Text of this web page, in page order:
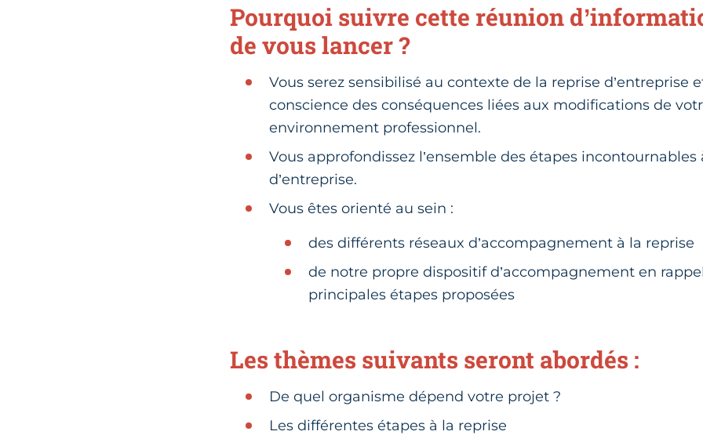
Pourquoi suivre cette réunion
de vous lancer ?
Vous serez sensibilisé au contexte de la reprise d’entreprise
conscience des conséquences liées aux modifications de
environnement professionnel.
Vous approfondissez l’ensemble des étapes incontournables
d’entreprise.
Vous êtes orienté au sein :
des différents réseaux d’accompagnement à la reprise
de notre propre dispositif d’accompagnement en
principales étapes proposées
Les thèmes suivants seront abordés :
De quel organisme dépend votre projet ?
Les différentes étapes à la reprise